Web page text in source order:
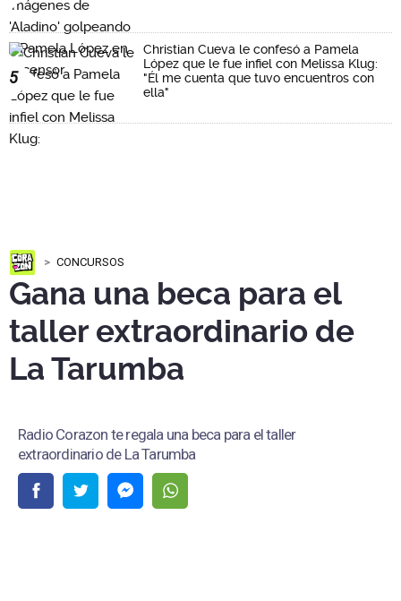
5
Christian Cueva le confesó a Pamela
López que le fue infiel con Melissa Klug:
"Él me cuenta que tuvo encuentros con
ella"
CONCURSOS
Gana una beca para el
taller extraordinario de
La Tarumba
Radio Corazon te regala una beca para el taller
extraordinario de La Tarumba